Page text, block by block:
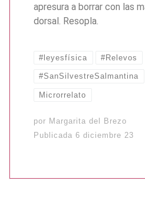
apresura a borrar con las
dorsal. Resopla.
#leyesfísica #Relevos
#SanSilvestreSalmantina
Microrrelato
por Margarita del Brezo
Publicada 6 diciembre 23